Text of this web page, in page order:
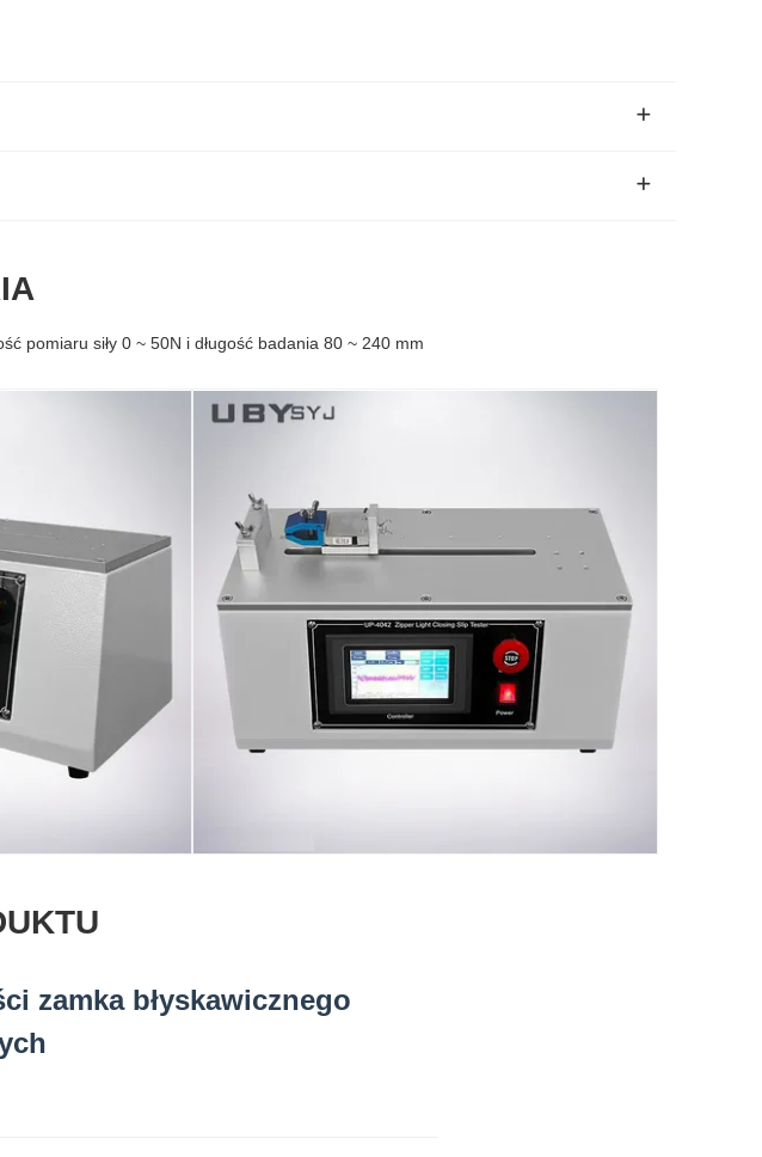
pomiaru siły 0 ~ 50N i długość badania 80 ~ 240 mm
zamka błyskawicznego